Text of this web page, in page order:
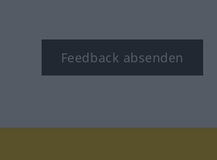
Feedback absenden